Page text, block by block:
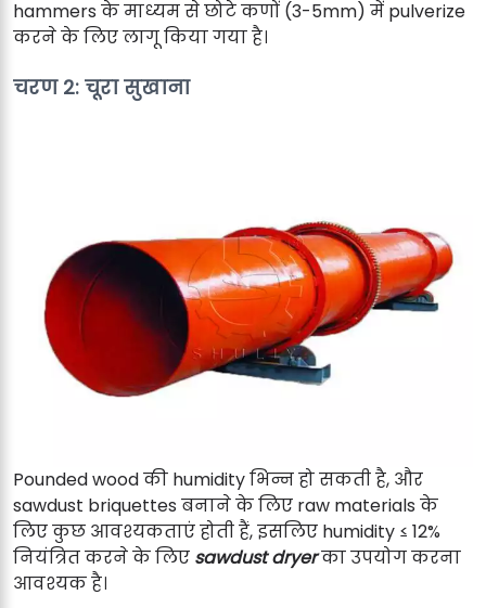
hammers के माध्यम से छोटे कणों (3-5mm) में pulverize
करने के लिए लागू किया गया है।
चरण 2: चूरा सुखाना
Pounded wood की humidity भिन्न हो सकती है, और
sawdust briquettes बनाने के लिए raw materials के
लिए कुछ आवश्यकताएं होती हैं, इसलिए humidity ≤ 12%
नियंत्रित करने के लिए sawdust dryerका उपयोग करना
आवश्यक है।